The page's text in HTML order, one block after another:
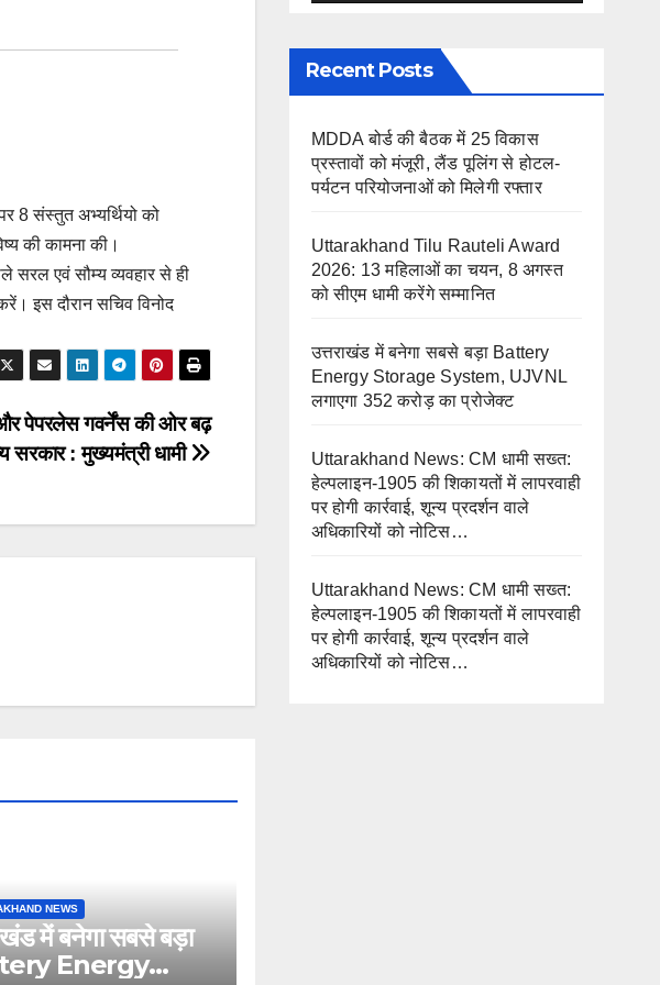
8 संस्तुत अभ्यर्थियो को
की कामना की।
सरल एवं सौम्य व्यवहार से ही
इस दौरान सचिव विनोद
पेपरलेस गवर्नेंस की ओर बढ़
सरकार : मुख्यमंत्री धामी
NEWS
में बनेगा सबसे बड़ा
Energy
Recent Posts
MDDA बोर्ड की बैठक में 25 विकास
प्रस्तावों को मंजूरी, लैंड पूलिंग से होटल-
पर्यटन परियोजनाओं को मिलेगी रफ्तार
Uttarakhand Tilu Rauteli Award
2026: 13 महिलाओं का चयन, 8 अगस्त
को सीएम धामी करेंगे सम्मानित
उत्तराखंड में बनेगा सबसे बड़ा Battery
Energy Storage System, UJVNL
लगाएगा 352 करोड़ का प्रोजेक्ट
Uttarakhand News: CM धामी सख्त:
हेल्पलाइन-1905 की शिकायतों में लापरवाही
पर होगी कार्रवाई, शून्य प्रदर्शन वाले
अधिकारियों को नोटिस…
Uttarakhand News: CM धामी सख्त:
हेल्पलाइन-1905 की शिकायतों में लापरवाही
पर होगी कार्रवाई, शून्य प्रदर्शन वाले
अधिकारियों को नोटिस…